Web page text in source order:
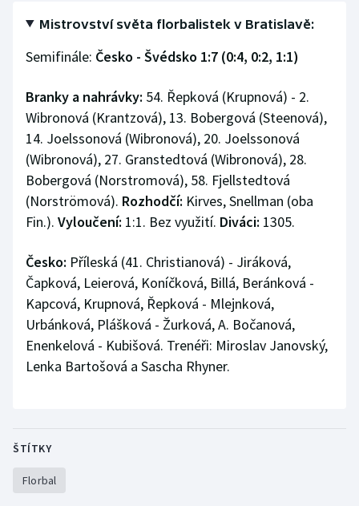
Mistrovství světa florbalistek v Bratislavě:
Semifinále: Česko - Švédsko 1:7 (0:4, 0:2, 1:1)
Branky a nahrávky: 54. Řepková (Krupnová) - 2.
Wibronová (Krantzová), 13. Bobergová (Steenová),
14. Joelssonová (Wibronová), 20. Joelssonová
(Wibronová), 27. Granstedtová (Wibronová), 28.
Bobergová (Norstromová), 58. Fjellstedtová
(Norströmová). Rozhodčí: Kirves, Snellman (oba
Fin.). Vyloučení: 1:1. Bez využití. Diváci: 1305.
Česko: Příleská (41. Christianová) - Jiráková,
Čapková, Leierová, Koníčková, Billá, Beránková -
Kapcová, Krupnová, Řepková - Mlejnková,
Urbánková, Plášková - Žurková, A. Bočanová,
Enenkelová - Kubišová. Trenéři: Miroslav Janovský,
Lenka Bartošová a Sascha Rhyner.
ŠTÍTKY
Florbal